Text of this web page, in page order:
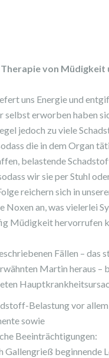
von Müdigkeit
uns Energie und
selbst erworben haben
jedoch zu viele
die in dem Organ
belastende
wir sie per Stuhl
reichern sich in
Noxen an, was vielerlei
Müdigkeit hervorrufen
Fällen – das
Martin heraus –
Belastung vor
sowie
Beeinträchtigungen:
Gallengrieß beginnende